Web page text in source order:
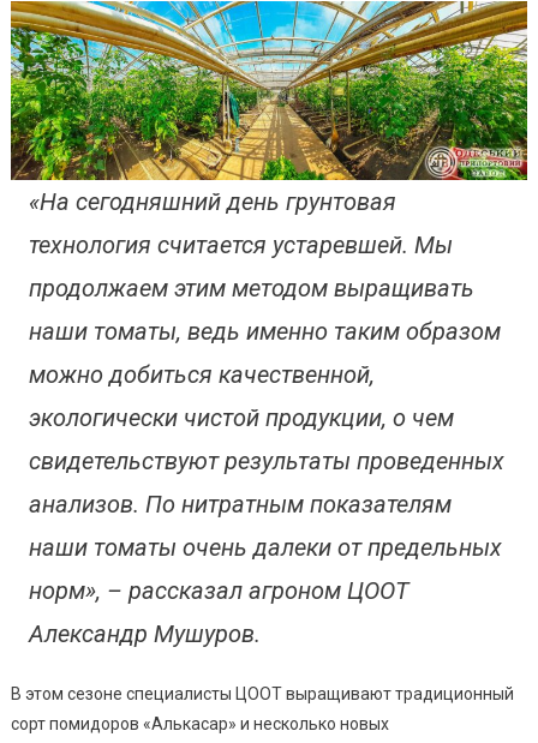
«На сегодняшний день грунтовая
технология считается устаревшей. Мы
продолжаем этим методом выращивать
наши томаты, ведь именно таким образом
можно добиться качественной,
экологически чистой продукции, о чем
свидетельствуют результаты проведенных
анализов. По нитратным показателям
наши томаты очень далеки от предельных
норм», – рассказал агроном ЦООТ
Александр Мушуров.
В этом сезоне специалисты ЦООТ выращивают традиционный
сорт помидоров «Алькасар» и несколько новых